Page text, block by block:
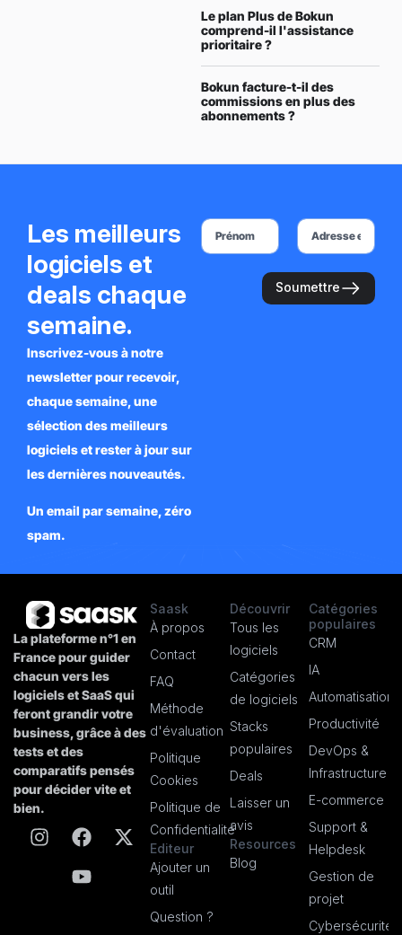
Le plan Plus de Bokun
comprend-il l'assistance
prioritaire ?
Bokun facture-t-il des
commissions en plus des
abonnements ?
Les meilleurs
logiciels et
deals chaque
semaine.
Inscrivez-vous à notre
newsletter pour recevoir,
chaque semaine, une
sélection des meilleurs
logiciels et rester à jour sur
les dernières nouveautés.
Un email par semaine, zéro
spam.
Soumettre
La plateforme n°1 en
France pour guider
chacun vers les
logiciels et SaaS qui
feront grandir votre
business, grâce à des
tests et des
comparatifs pensés
pour décider vite et
bien.
Saask
À propos
Contact
FAQ
Méthode
d'évaluation
Politique
Cookies
Politique de
Confidentialité
Editeur
Ajouter un
outil
Question ?
Découvrir
Tous les
logiciels
Catégories
de logiciels
Stacks
populaires
Deals
Laisser un
avis
Resources
Blog
Catégories
populaires
CRM
IA
Automatisation
Productivité
DevOps &
Infrastructure
E-commerce
Support &
Helpdesk
Gestion de
projet
Cybersécurité